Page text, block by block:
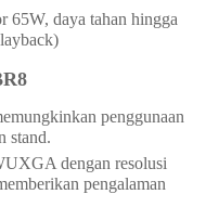
65W, daya tahan hingga
penggunaan
stand.
dengan resolusi
pengalaman